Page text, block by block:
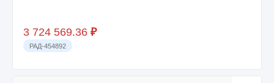
3 724 569.36 ₽
РАД-454892